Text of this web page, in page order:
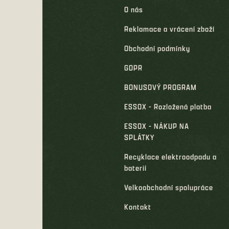
O nás
Reklamace a vrácení zboží
Obchodní podmínky
GDPR
BONUSOVÝ PROGRAM
ESSOX - Rozložená platba
ESSOX - NÁKUP NA
SPLÁTKY
Recyklace elektroodpadu a
baterií
Velkoobchodní spolupráce
Kontakt